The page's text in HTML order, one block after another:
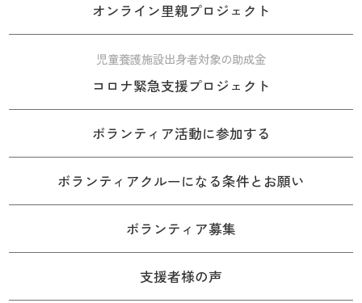
オンライン里親プロジェクト
児童養護施設出身者対象の助成金
コロナ緊急支援プロジェクト
ボランティア活動に参加する
ボランティアクルーになる条件とお願い
ボランティア募集
支援者様の声